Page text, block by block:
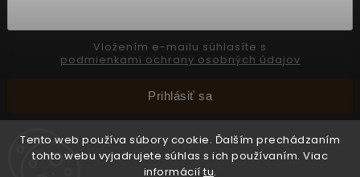
Tento web používa súbory cookie. Ďalším prechádzaním
tohto webu vyjadrujete súhlas s ich používaním. Viac
informácií tu.
podmienkami ochrany osobných údajov
Prihlásiť sa
Copyright 2026INTERMEDIC SK. Všetky práva vyhradené.